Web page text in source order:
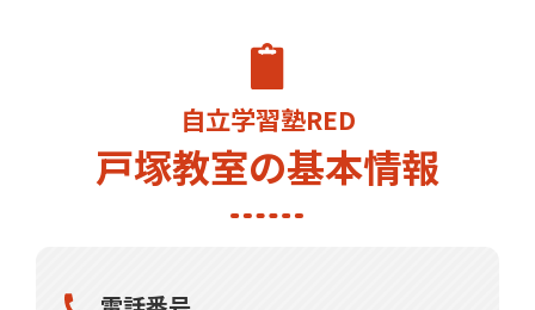
自立学習塾RED
戸塚教室の基本情報